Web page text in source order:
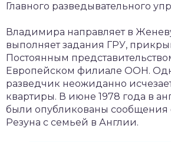
Главного разведывательного
Владимира направляет в
выполняет задания ГРУ,
Постоянным
Европейском филиале ООН.
разведчик неожиданно
квартиры. В июне 1978 года в
были опубликованы сообщения
Резуна с семьей в Англии.